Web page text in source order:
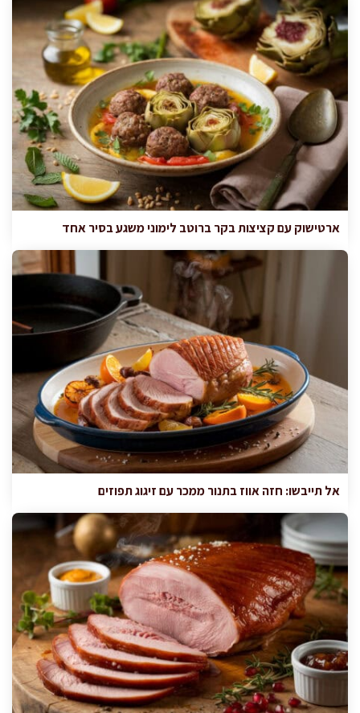
ארטישוק עם קציצות בקר ברוטב לימוני משגע בסיר אחד
אל תייבשו: חזה אווז בתנור ממכר עם זיגוג תפוזים